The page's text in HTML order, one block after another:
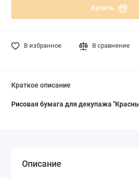
Купить
В избранное В сравнение
Краткое описание
Рисовая бумага для декупажа
Описание